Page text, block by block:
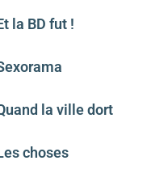
la BD fut !
la ville dort
choses